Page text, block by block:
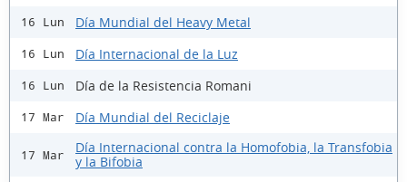
16 Lun Día Mundial del Heavy Metal
16 Lun Día Internacional de la Luz
16 Lun Día de la Resistencia Romani
17 Mar Día Mundial del Reciclaje
17 Mar
Día Internacional contra la Homofobia, la Transfobia
y la Bifobia